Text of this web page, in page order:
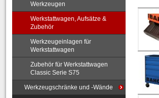
Werkzeugen
Werkstattwagen, Aufsätze &
Zubehör
Werkzeugeinlagen für
Werkstattwagen
Zubehör für Werkstattwagen
Classic Serie S75
Werkzeugschränke und -Wände